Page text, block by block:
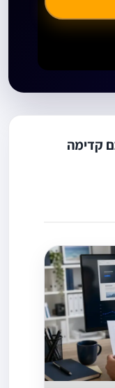
קדימה